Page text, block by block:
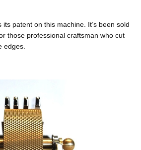
patent on this machine. It’s been sold
those professional craftsman who cut
edges.